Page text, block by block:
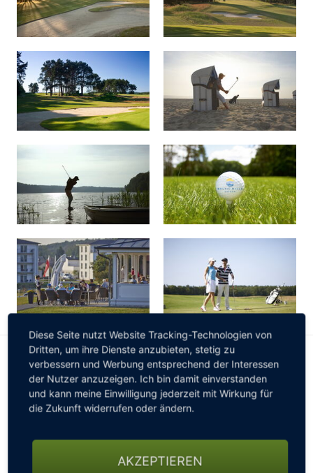
INFORMATIONEN FÜR WOHNMOBILE
Wohnmobile sind auf unserem Platz gern gesehen.Bitte
vor Anreise anmelden!
Stellplätze vorhanden
Diese Seite nutzt Website Tracking-Technologien von
Dritten, um ihre Dienste anzubieten, stetig zu
verbessern und Werbung entsprechend der Interessen
der Nutzer anzuzeigen. Ich bin damit einverstanden
und kann meine Einwilligung jederzeit mit Wirkung für
die Zukunft widerrufen oder ändern.
AKZEPTIEREN